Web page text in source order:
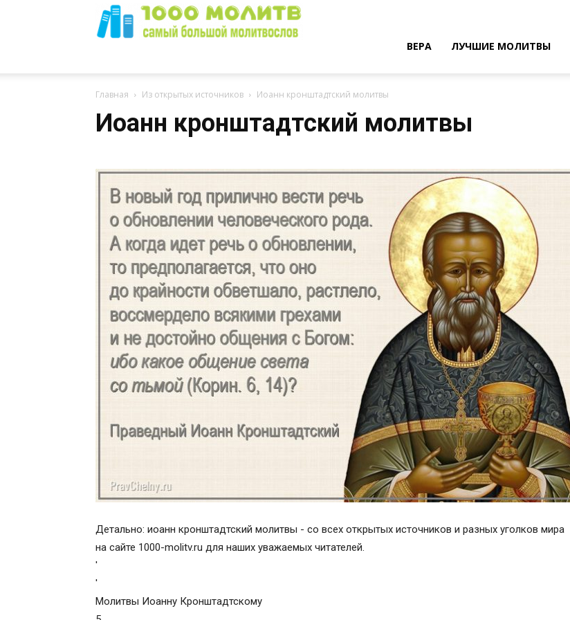
ВЕРА ЛУЧШИЕ МОЛИТВЫ
Главная Из открытых источников Иоанн кронштадтский молитвы
Иоанн кронштадтский молитвы
Детально: иоанн кронштадтский молитвы - со всех открытых источников и разных уголков мира
на сайте 1000-molitv.ru для наших уважаемых читателей.
'
'
Молитвы Иоанну Кронштадтскому